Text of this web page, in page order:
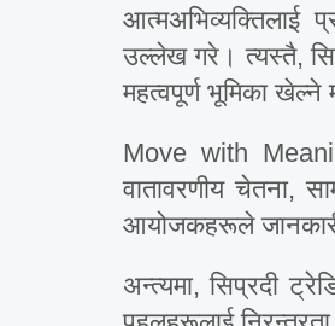
आत्मअभिव्यक्तिलाई
उल्लेख गरे। त्यस्तै,
महत्वपूर्ण भूमिका खेल्ने
Move with
वातावरणीय चेतना,
आयोजकहरूले
अन्त्यमा, सिप्रदी